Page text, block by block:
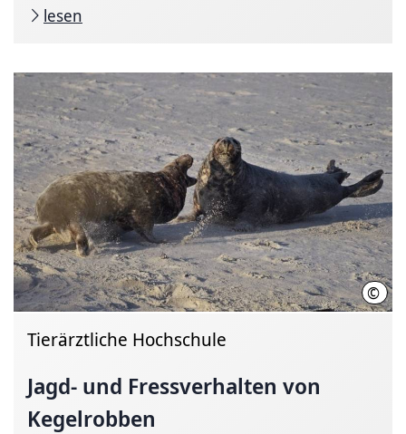
lesen
©
Tierärztliche Hochschule
Jagd- und Fressverhalten von
Kegelrobben